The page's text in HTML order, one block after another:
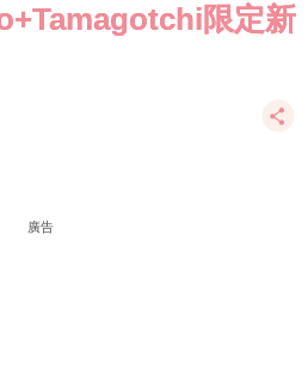
限定新
廣告